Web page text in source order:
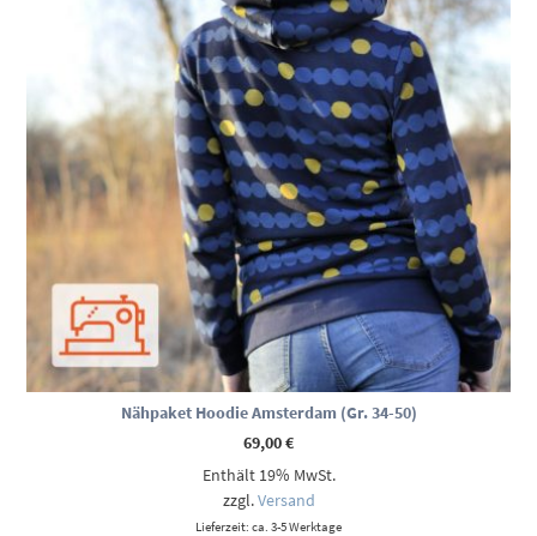
Nähpaket Hoodie Amsterdam (Gr. 34-50)
69,00€
Enthält 19% MwSt.
zzgl.Versand
Lieferzeit: ca. 3-5 Werktage